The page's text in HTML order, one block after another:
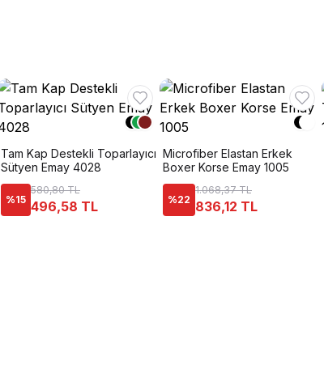
Tam Kap Destekli Toparlayıcı
Sütyen Emay 4028
%15
580,80 TL
496,58 TL
Microfiber Elastan Erkek
Boxer Korse Emay 1005
%22
1.068,37 TL
836,12 TL